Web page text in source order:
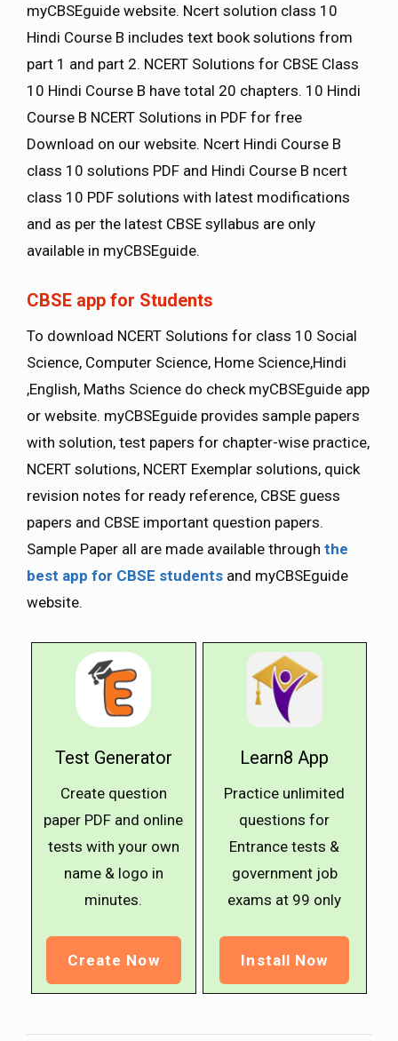
myCBSEguide website. Ncert solution class 10
Hindi Course B includes text book solutions from
part 1 and part 2. NCERT Solutions for CBSE Class
10 Hindi Course B have total 20 chapters. 10 Hindi
Course B NCERT Solutions in PDF for free
Download on our website. Ncert Hindi Course B
class 10 solutions PDF and Hindi Course B ncert
class 10 PDF solutions with latest modifications
and as per the latest CBSE syllabus are only
available in myCBSEguide.
CBSE app for Students
To download NCERT Solutions for class 10 Social
Science, Computer Science, Home Science,Hindi
,English, Maths Science do check myCBSEguide app
or website. myCBSEguide provides sample papers
with solution, test papers for chapter-wise practice,
NCERT solutions, NCERT Exemplar solutions, quick
revision notes for ready reference, CBSE guess
papers and CBSE important question papers.
Sample Paper all are made available through the
best app for CBSE students and myCBSEguide
website.
Test Generator
Create question
paper PDF and online
tests with your own
name & logo in
minutes.
Create Now
Learn8 App
Practice unlimited
questions for
Entrance tests &
government job
exams at ₹99 only
Install Now